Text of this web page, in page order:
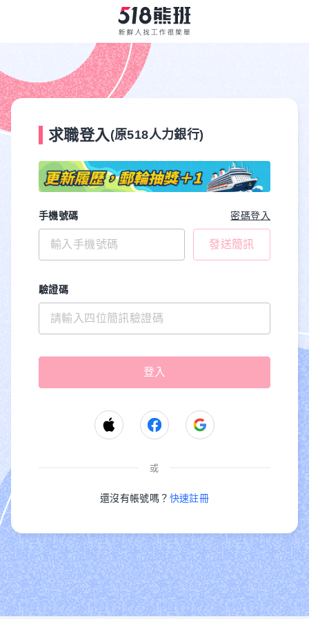
求職登入 (原518人力銀行)
手機號碼 密碼登入
發送簡訊
驗證碼
或
還沒有帳號嗎？ 快速註冊